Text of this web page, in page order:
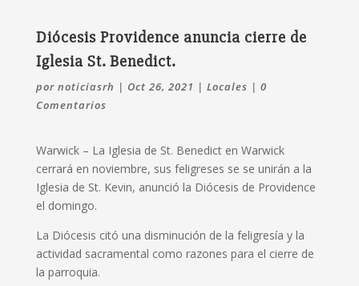
Diócesis Providence anuncia cierre de
Iglesia St. Benedict.
por noticiasrh | Oct 26, 2021 | Locales | 0
Comentarios
Warwick – La Iglesia de St. Benedict en Warwick
cerrará en noviembre, sus feligreses se se unirán a la
Iglesia de St. Kevin, anunció la Diócesis de Providence
el domingo.
La Diócesis citó una disminución de la feligresía y la
actividad sacramental como razones para el cierre de
la parroquia.